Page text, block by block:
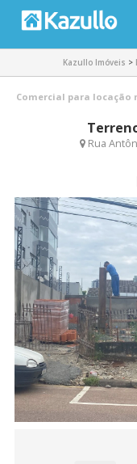
Kazullo Imóveis >
Comercial para locação
Rua